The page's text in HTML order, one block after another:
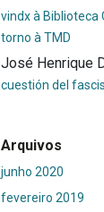
vindx à Biblioteca
torno à TMD
José Henrique
cuestión del
Arquivos
junho 2020
fevereiro 2019